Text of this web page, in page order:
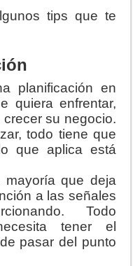
tips que te
planificación en
quiera enfrentar,
su negocio.
todo tiene que
que aplica está
que deja
a las señales
Todo
tener el
pasar del punto